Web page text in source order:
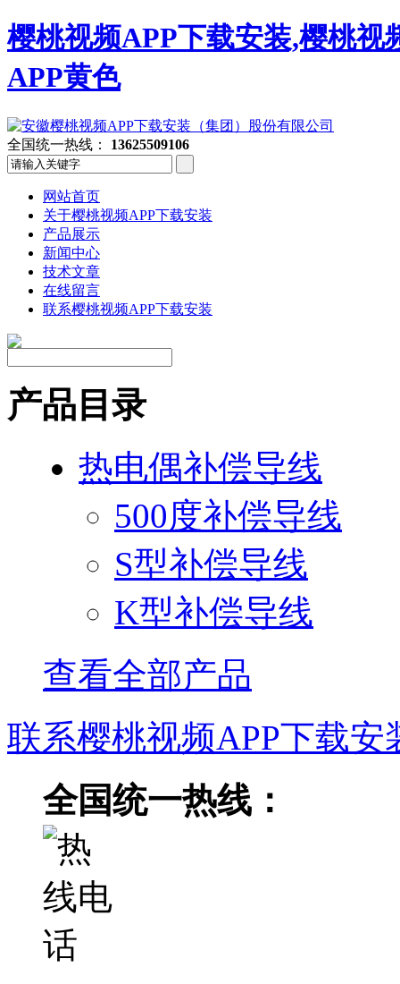
樱桃视频APP下载安装,樱桃
APP黄色
全国统一热线： 13625509106
网站首页
关于樱桃视频APP下载安装
产品展示
新闻中心
技术文章
在线留言
联系樱桃视频APP下载安装
产品目录
热电偶补偿导线
500度补偿导线
S型补偿导线
K型补偿导线
查看全部产品
联系樱桃视频APP下载安
全国统一热线：